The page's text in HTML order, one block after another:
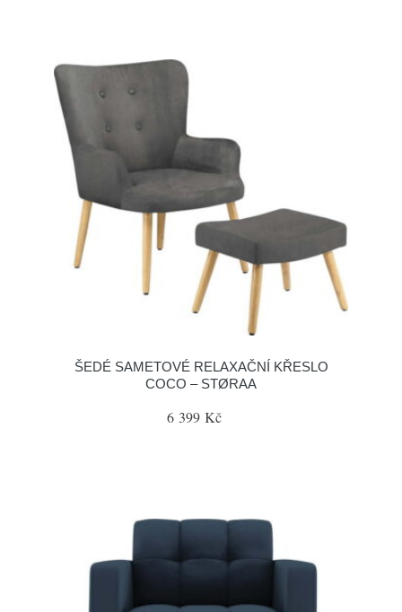
ŠEDÉ SAMETOVÉ RELAXAČNÍ KŘESLO
COCO – STØRAA
6 399 Kč